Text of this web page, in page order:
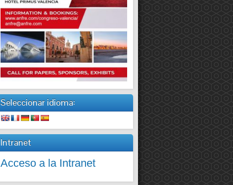
Seleccionar idioma:
Intranet
Acceso a la Intranet